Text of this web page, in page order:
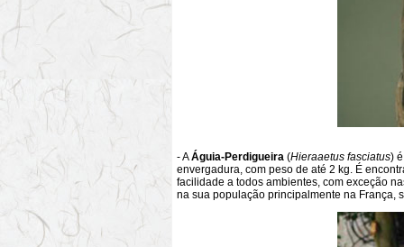
- AÁguia-Perdigueira (Hieraaetus fasciatus)
envergadura, com peso de até 2 kg. É
facilidade a todos ambientes, com exceção
na sua população principalmente na França,